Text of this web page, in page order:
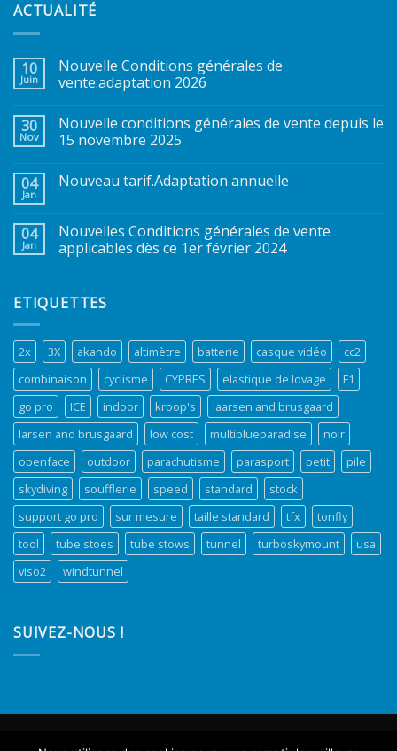
ACTUALITÉ
10
Juin
Nouvelle Conditions générales de
vente:adaptation 2026
30
Nov
Nouvelle conditions générales de vente depuis le
15 novembre 2025
04
Jan
Nouveau tarif.Adaptation annuelle
04
Jan
Nouvelles Conditions générales de vente
applicables dès ce 1er février 2024
ETIQUETTES
2x 3X akando altimètre batterie casque vidéo
cc2
combinaison
cyclisme CYPRES elastique de lovage
F1
go pro
ICE indoor kroop's
laarsen and brusgaard
larsen and brusgaard
low cost multiblueparadise
noir
openface
outdoor parachutisme parasport petit
pile
skydiving
soufflerie speed standard
stock
support go pro
sur mesure taille standard tfx
tonfly
tool
tube stoes tube stows tunnel turboskymount
usa
viso2
windtunnel
SUIVEZ-NOUS !